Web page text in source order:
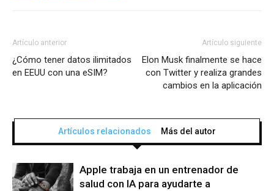
Artículo anterior
¿Cómo tener datos ilimitados
en EEUU con una eSIM?
Artículo siguiente
Elon Musk finalmente se hace
con Twitter y realiza grandes
cambios en la aplicación
Artículos relacionados Más del autor
Apple trabaja en un entrenador de
salud con IA para ayudarte a